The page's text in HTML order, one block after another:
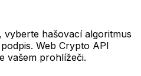
vyberte hašovací algoritmus
Web Crypto API
vašem prohlížeči.